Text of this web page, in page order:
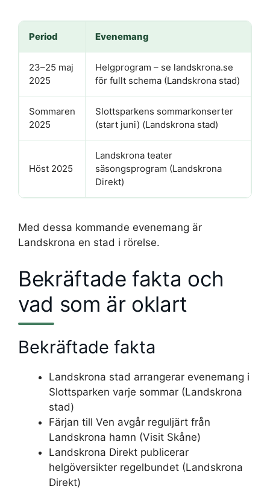
Period Evenemang
23–25 maj
2025
Helgprogram – se landskrona.se
för fullt schema (Landskrona stad)
Sommaren
2025
Slottsparkens sommarkonserter
(start juni) (Landskrona stad)
Höst 2025
Landskrona teater
säsongsprogram (Landskrona
Direkt)
Med dessa kommande evenemang är
Landskrona en stad i rörelse.
Bekräftade fakta och
vad som är oklart
Bekräftade fakta
Landskrona stad arrangerar evenemang i
Slottsparken varje sommar (Landskrona
stad)
Färjan till Ven avgår reguljärt från
Landskrona hamn (Visit Skåne)
Landskrona Direkt publicerar
helgöversikter regelbundet (Landskrona
Direkt)